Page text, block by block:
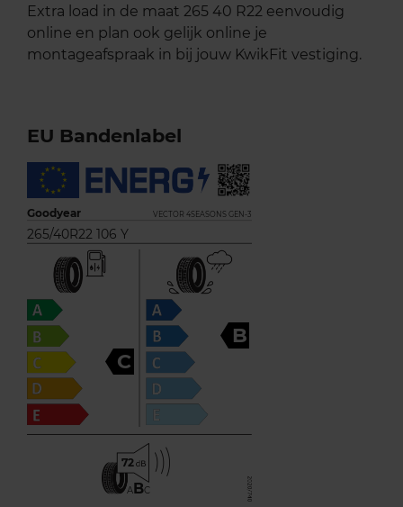
Extra load in de maat 265 40 R22 eenvoudig
online en plan ook gelijk online je
montageafspraak in bij jouw KwikFit vestiging.
EU Bandenlabel
Goodyear VECTOR 4SEASONS GEN-3
265/40R22 106 Y
C
B
72
ABC